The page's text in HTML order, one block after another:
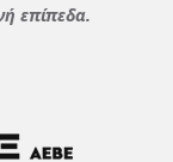
επίπεδα.